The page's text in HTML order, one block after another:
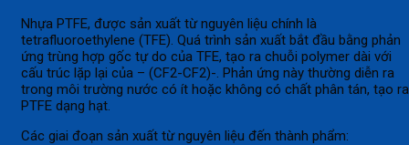
Nhựa PTFE, được sản xuất từ nguyên liệu chính là
tetrafluoroethylene (TFE). Quá trình sản xuất bắt đầu bằng phản
ứng trùng hợp gốc tự do của TFE, tạo ra chuỗi polymer dài với
cấu trúc lặp lại của – (CF2-CF2)-. Phản ứng này thường diễn ra
trong môi trường nước có ít hoặc không có chất phân tán, tạo ra
PTFE dạng hạt.
Các giai đoạn sản xuất từ nguyên liệu đến thành phẩm: